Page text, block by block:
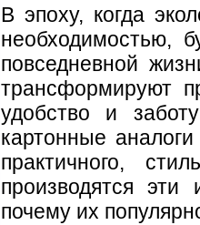
В эпоху, когда
необходимостью,
повседневной
трансформируют
удобство и
картонные
практичного,
производятся
почему их